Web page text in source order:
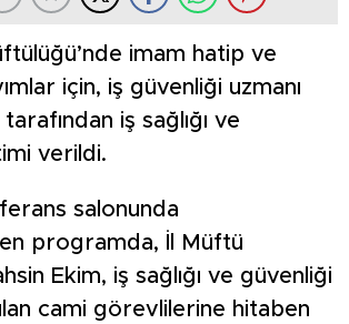
imam hatip ve
için, iş güvenliği uzmanı
iş sağlığı ve
verildi.
salonunda
programda, İl Müftü
Ekim, iş sağlığı ve güvenliği
cami görevlilerine hitaben